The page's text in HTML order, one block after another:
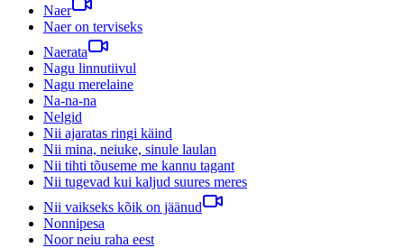
Naer
Naer on terviseks
Naerata
Nagu linnutiivul
Nagu merelaine
Na-na-na
Nelgid
Nii ajaratas ringi käind
Nii mina, neiuke, sinule laulan
Nii tihti tõuseme me kannu tagant
Nii tugevad kui kaljud suures meres
Nii vaikseks kõik on jäänud
Nonnipesa
Noor neiu raha eest